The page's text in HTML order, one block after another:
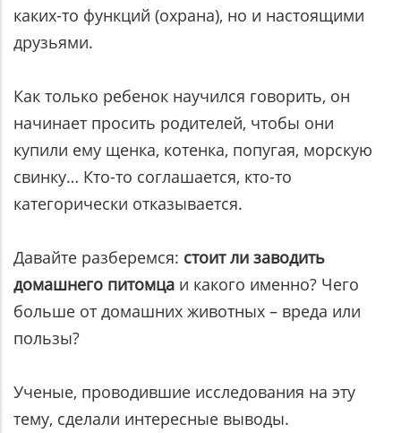
каких-то функций (охрана), но и настоящими
друзьями.
Как только ребенок научился говорить, он
начинает просить родителей, чтобы они
купили ему щенка, котенка, попугая, морскую
свинку… Кто-то соглашается, кто-то
категорически отказывается.
Давайте разберемся: стоит ли заводить
домашнего питомца и какого именно? Чего
больше от домашних животных – вреда или
пользы?
Ученые, проводившие исследования на эту
тему, сделали интересные выводы.